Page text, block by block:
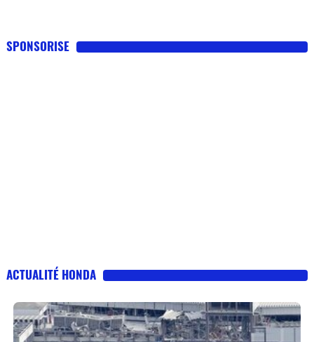
SPONSORISE
ACTUALITÉ HONDA